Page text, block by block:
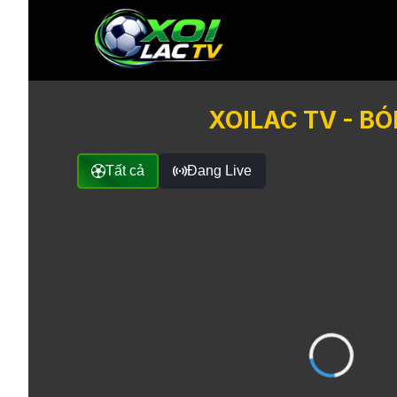
XOILAC TV -
Tất cả Đang Live